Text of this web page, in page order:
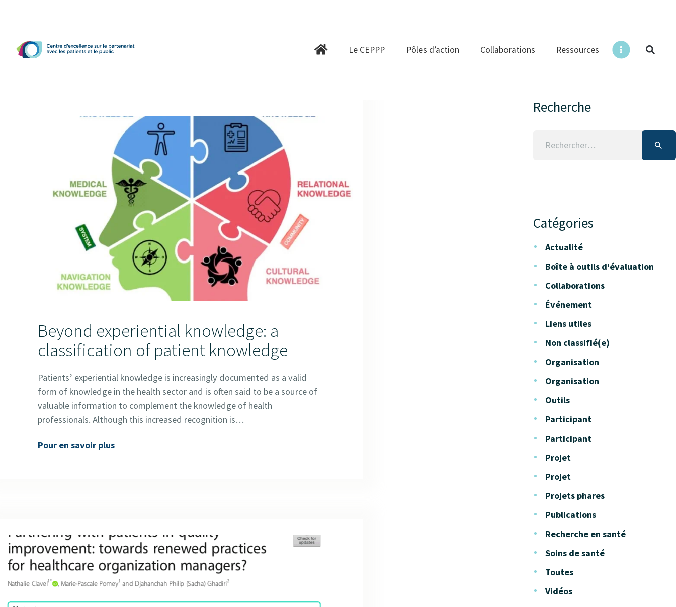
Le CEPPP Pôles d’action Collaborations Ressources
Pôles d’action
Contactez-nous
English
Beyond experiential knowledge: a
classification of patient knowledge
Patients’ experiential knowledge is increasingly documented as a valid
form of knowledge in the health sector and is often said to be a source of
valuable information to complement the knowledge of health
professionals. Although this increased recognition is…
Pour en savoir plus
Recherche
Catégories
Actualité
Boîte à outils d'évaluation
Collaborations
Événement
Liens utiles
Non classifié(e)
Organisation
Organisation
Outils
Participant
Participant
Projet
Projet
Projets phares
Publications
Recherche en santé
Soins de santé
Toutes
Vidéos